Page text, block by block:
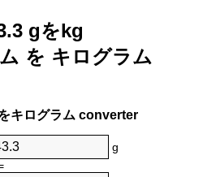
gをkg
を キログラム
キログラム converter
g